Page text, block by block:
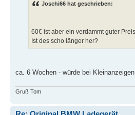
Joschi66 hat geschrieben:
60€ ist aber ein verdammt guter
Ist des scho länger her?
ca. 6 Wochen - würde bei
Gruß Tom